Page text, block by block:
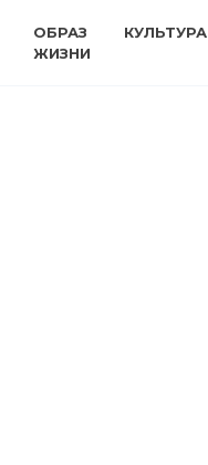
ОБРАЗ
ЖИЗНИ
КУЛЬТУРА